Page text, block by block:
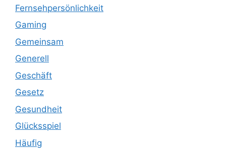
Fernsehpersönlichkeit
Gaming
Gemeinsam
Generell
Geschäft
Gesetz
Gesundheit
Glücksspiel
Häufig